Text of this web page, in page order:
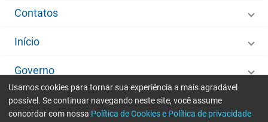
Contatos
Início
Governo
Desenvolvido porIMA - Informática de Municípios Associados
Usamos cookies para tornar sua experiência a mais agradável
possível. Se continuar navegando neste site, você assume
concordar com nossa Política de Cookies e Política de privacidade